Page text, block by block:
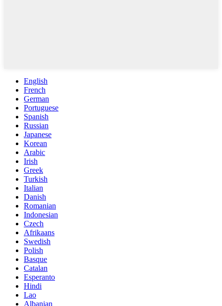
English
French
German
Portuguese
Spanish
Russian
Japanese
Korean
Arabic
Irish
Greek
Turkish
Italian
Danish
Romanian
Indonesian
Czech
Afrikaans
Swedish
Polish
Basque
Catalan
Esperanto
Hindi
Lao
Albanian